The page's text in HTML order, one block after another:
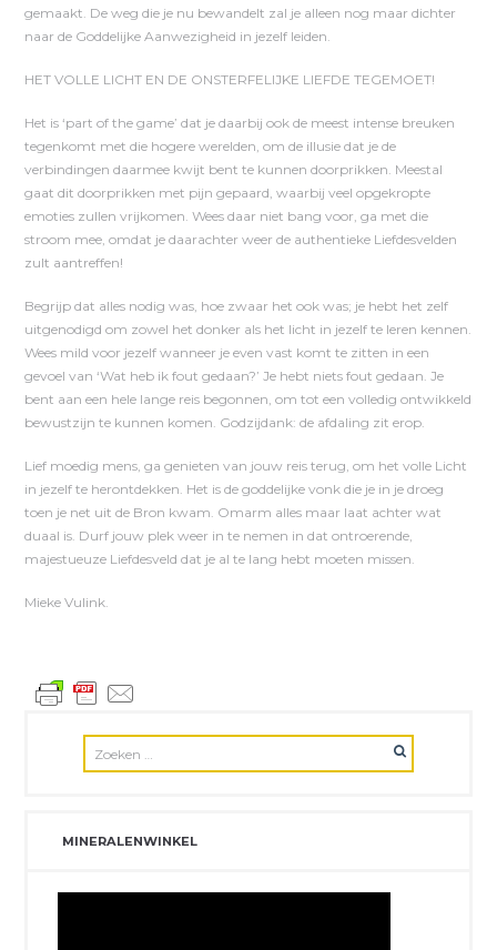
gemaakt. De weg die je nu bewandelt zal je alleen nog maar dichter
naar de Goddelijke Aanwezigheid in jezelf leiden.
HET VOLLE LICHT EN DE ONSTERFELIJKE LIEFDE TEGEMOET!
Het is ‘part of the game’ dat je daarbij ook de meest intense breuken
tegenkomt met die hogere werelden, om de illusie dat je de
verbindingen daarmee kwijt bent te kunnen doorprikken. Meestal
gaat dit doorprikken met pijn gepaard, waarbij veel opgekropte
emoties zullen vrijkomen. Wees daar niet bang voor, ga met die
stroom mee, omdat je daarachter weer de authentieke Liefdesvelden
zult aantreffen!
Begrijp dat alles nodig was, hoe zwaar het ook was; je hebt het zelf
uitgenodigd om zowel het donker als het licht in jezelf te leren kennen.
Wees mild voor jezelf wanneer je even vast komt te zitten in een
gevoel van ‘Wat heb ik fout gedaan?’ Je hebt niets fout gedaan. Je
bent aan een hele lange reis begonnen, om tot een volledig ontwikkeld
bewustzijn te kunnen komen. Godzijdank: de afdaling zit erop.
Lief moedig mens, ga genieten van jouw reis terug, om het volle Licht
in jezelf te herontdekken. Het is de goddelijke vonk die je in je droeg
toen je net uit de Bron kwam. Omarm alles maar laat achter wat
duaal is. Durf jouw plek weer in te nemen in dat ontroerende,
majestueuze Liefdesveld dat je al te lang hebt moeten missen.
Mieke Vulink.
MINERALENWINKEL